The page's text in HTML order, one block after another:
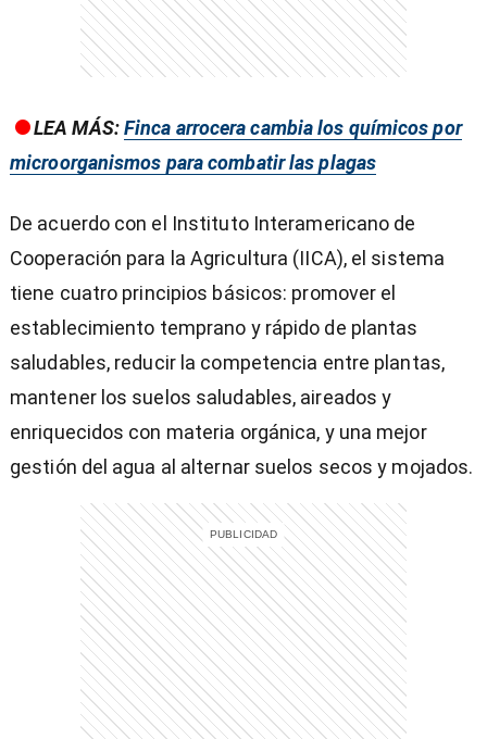
LEA MÁS:Finca arrocera cambia los químicos por
microorganismos para combatir las plagas
De acuerdo con el Instituto Interamericano de
Cooperación para la Agricultura (IICA), el sistema
tiene cuatro principios básicos: promover el
establecimiento temprano y rápido de plantas
saludables, reducir la competencia entre plantas,
mantener los suelos saludables, aireados y
enriquecidos con materia orgánica, y una mejor
gestión del agua al alternar suelos secos y mojados.